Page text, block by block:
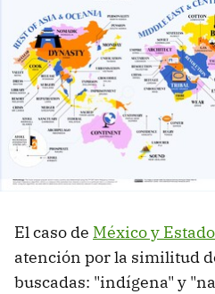
El caso de México y
atención por la similitud
buscadas: "indígena" y